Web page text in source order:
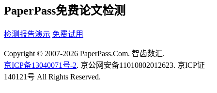
PaperPass免费论文检测
检测报告演示 免费试用
Copyright © 2007-2026 PaperPass.Com. 智齿数汇.
京ICP备13040071号-2. 京公网安备11010802012623. 京ICP证
140121号 All Rights Reserved.